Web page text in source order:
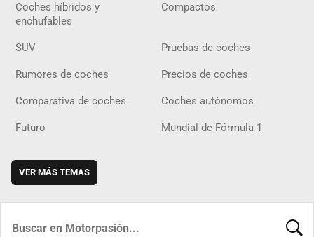
Coches híbridos y
enchufables
Compactos
SUV Pruebas de coches
Rumores de coches Precios de coches
Comparativa de coches Coches autónomos
Futuro Mundial de Fórmula 1
VER MÁS TEMAS